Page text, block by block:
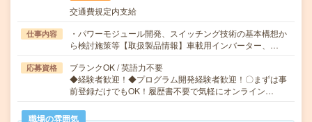
交通費規定内支給
仕事内容
・パワーモジュール開発、スイッチング技術の基本構想か
ら検討施策等【取扱製品情報】車載用インバーター、…
応募資格
ブランクOK / 英語力不要
◆経験者歓迎！◆プログラム開発経験者歓迎！〇まずは事
前登録だけでもOK！履歴書不要で気軽にオンライン…
職場の雰囲気